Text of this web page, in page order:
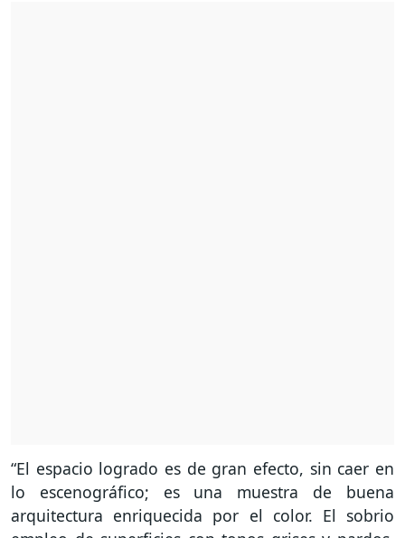
“El espacio logrado es de gran efecto, sin caer en
lo escenográfico; es una muestra de buena
arquitectura enriquecida por el color. El sobrio